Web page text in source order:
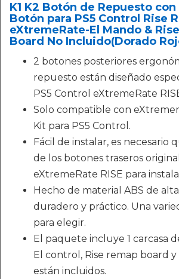
K1 K2 Botón de Repuesto con
Botón para PS5 Control Rise
eXtremeRate-El Mando &
Board No Incluido(Dorado
2 botones posteriores
repuesto están diseñado
PS5 Control eXtremeRate
Solo compatible con
Kit para PS5 Control.
Fácil de instalar, es necesario
de los botones traseros
eXtremeRate RISE para
Hecho de material ABS de
duradero y práctico. Una
para elegir.
El paquete incluye 1 carcasa
El control, Rise remap board
están incluidos.